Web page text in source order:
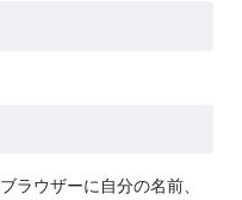
ラウザーに自分の名前、